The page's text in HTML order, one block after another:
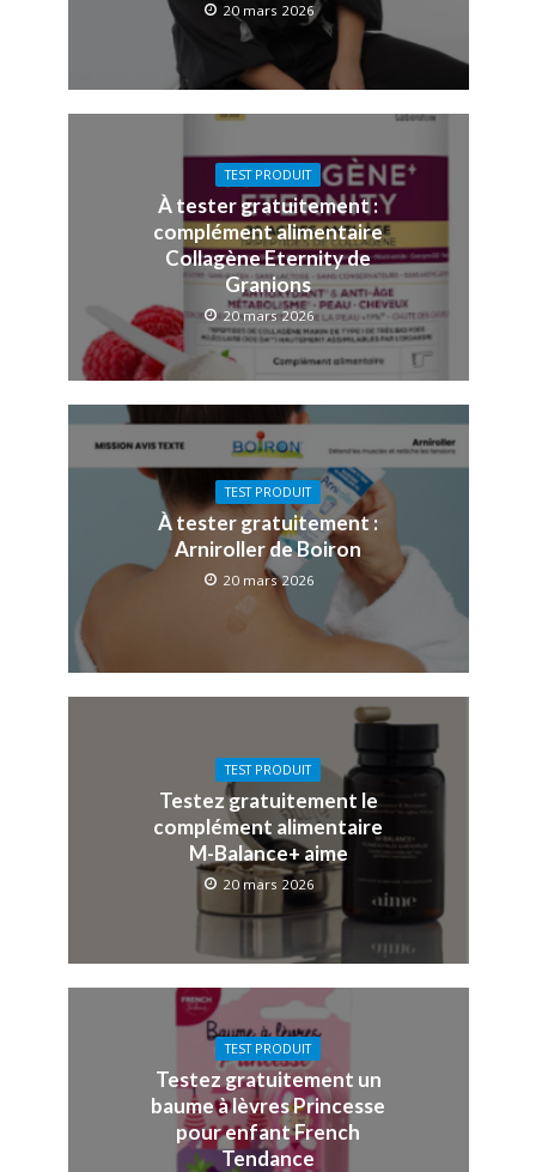
20 mars 2026
TEST PRODUIT
À tester gratuitement :
complément alimentaire
Collagène Eternity de
Granions
20 mars 2026
TEST PRODUIT
À tester gratuitement :
Arniroller de Boiron
20 mars 2026
TEST PRODUIT
Testez gratuitement le
complément alimentaire
M-Balance+ aime
20 mars 2026
TEST PRODUIT
Testez gratuitement un
baume à lèvres Princesse
pour enfant French
Tendance